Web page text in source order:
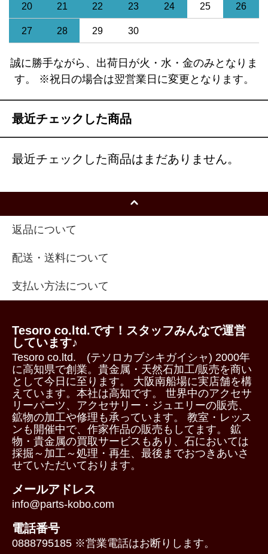
20 21 22 23 24 25 26
27 28 29 30
誠に勝手ながら、出荷日が火・水・金のみとなりま
す。 ※祝日の場合は翌営業日に変更となります。
最近チェックした商品
最近チェックした商品はまだありません。
返品について
配送・送料について
支払い方法について
Tesoro co.ltd.です！スタッフみんなで運営
しています♪
Tesoro co.ltd. (テソロカブシキガイシャ) 2000年
に高知県で創業。貴金属・天然石加工/販売を商い
として今日に至ります。 大阪南船場に実店舗を構
えています。本社は高知です。 世界中のアクセサ
リーパーツ、アクセサリー・ジュエリーの販売、
鉱物の加工や修理も承っています。 教室・レッス
ンも開催中で、作家作品の販売もしてます。 鉱
物・貴金属の買取サービスもあり、石においては
採掘～加工～処理・再生、最後までおつきあいさ
せていただいております。
メールアドレス
info@parts-kobo.com
電話番号
0888795185 ※営業電話はお断りします。